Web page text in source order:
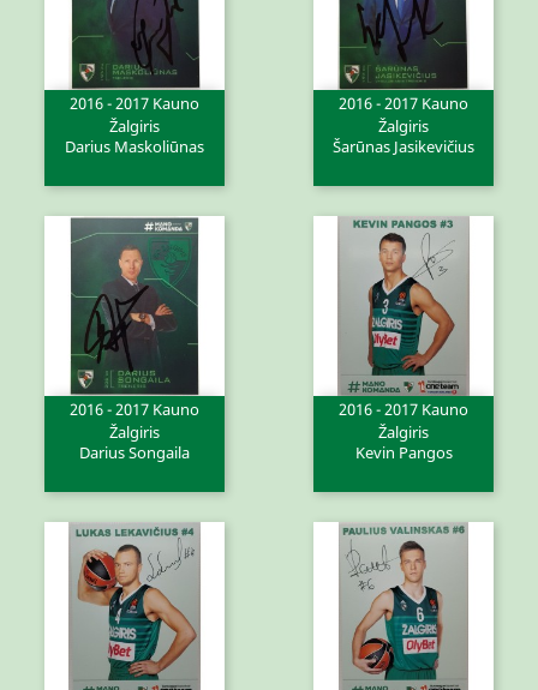
2016 - 2017 Kauno
Žalgiris
Darius Maskoliūnas
2016 - 2017 Kauno
Žalgiris
Šarūnas Jasikevičius
2016 - 2017 Kauno
Žalgiris
Darius Songaila
2016 - 2017 Kauno
Žalgiris
Kevin Pangos